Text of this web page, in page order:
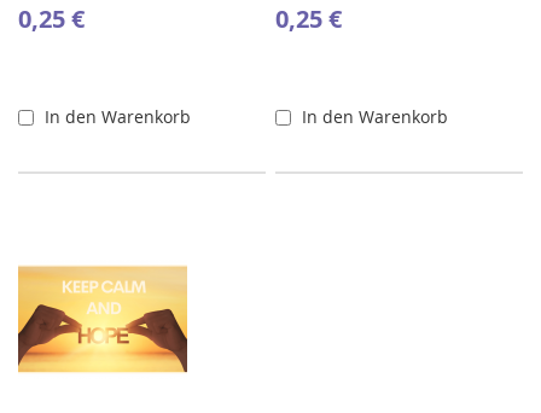
0,25 €
In den Warenkorb
0,25 €
In den Warenkorb